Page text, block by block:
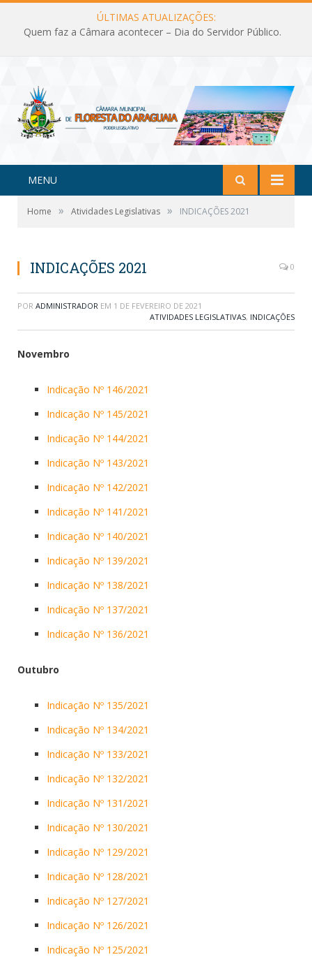
ÚLTIMAS ATUALIZAÇÕES:
Quem faz a Câmara acontecer – Dia do Servidor Público.
MENU
Home » Atividades Legislativas » INDICAÇÕES 2021
INDICAÇÕES 2021 0
POR ADMINISTRADOR EM 1 DE FEVEREIRO DE 2021
ATIVIDADES LEGISLATIVAS, INDICAÇÕES
Novembro
Indicação Nº 146/2021
Indicação Nº 145/2021
Indicação Nº 144/2021
Indicação Nº 143/2021
Indicação Nº 142/2021
Indicação Nº 141/2021
Indicação Nº 140/2021
Indicação Nº 139/2021
Indicação Nº 138/2021
Indicação Nº 137/2021
Indicação Nº 136/2021
Outubro
Indicação Nº 135/2021
Indicação Nº 134/2021
Indicação Nº 133/2021
Indicação Nº 132/2021
Indicação Nº 131/2021
Indicação Nº 130/2021
Indicação Nº 129/2021
Indicação Nº 128/2021
Indicação Nº 127/2021
Indicação Nº 126/2021
Indicação Nº 125/2021